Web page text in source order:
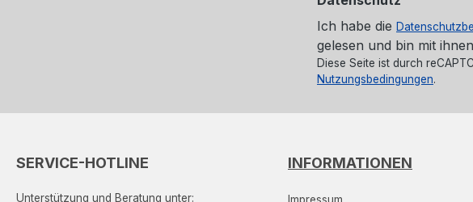
Ich habe die
gelesen und bin mit
Diese Seite ist durch
Nutzungsbedingungen.
SERVICE-HOTLINE
Unterstützung und Beratung unter:
INFORMATIONEN